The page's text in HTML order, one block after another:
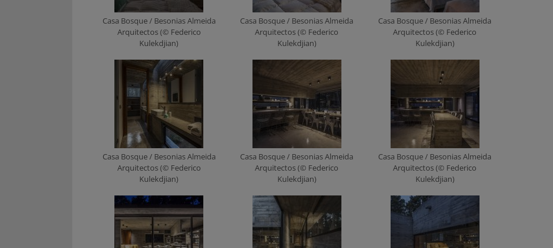
Casa Bosque / Besonias Almeida
Arquitectos (© Federico
Kulekdjian)
Casa Bosque / Besonias Almeida
Arquitectos (© Federico
Kulekdjian)
Casa Bosque / Besonias Almeida
Arquitectos (© Federico
Kulekdjian)
Casa Bosque / Besonias Almeida
Arquitectos (© Federico
Kulekdjian)
Casa Bosque / Besonias Almeida
Arquitectos (© Federico
Kulekdjian)
Casa Bosque / Besonias Almeida
Arquitectos (© Federico
Kulekdjian)